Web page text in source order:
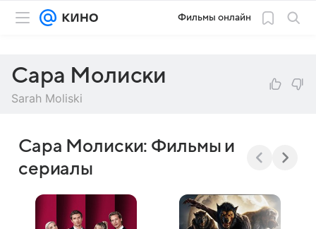
Фильмы онлайн
Сара Молиски
Sarah Moliski
Сара Молиски: Фильмы и
сериалы